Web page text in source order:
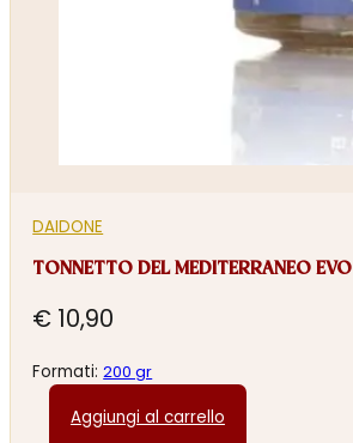
DAIDONE
TONNETTO DEL MEDITERRANEO EVO
€ 10,90
Formati:200 gr
Aggiungi al carrello